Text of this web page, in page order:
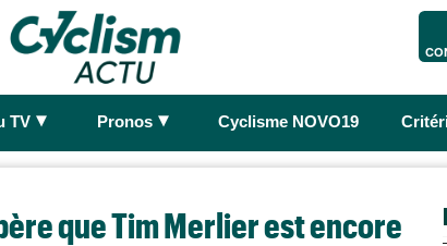
TV ► Pronos ► Cyclisme NOVO19
que Tim Merlier est encore